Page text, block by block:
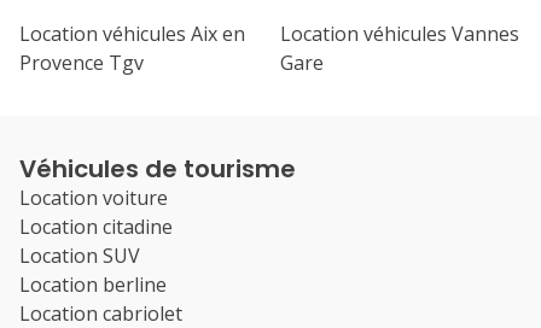
Location véhicules Aix en
Provence Tgv
Location véhicules Vannes
Gare
Véhicules de tourisme
Location voiture
Location citadine
Location SUV
Location berline
Location cabriolet